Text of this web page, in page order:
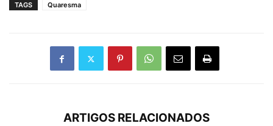
TAGS Quaresma
ARTIGOS RELACIONADOS